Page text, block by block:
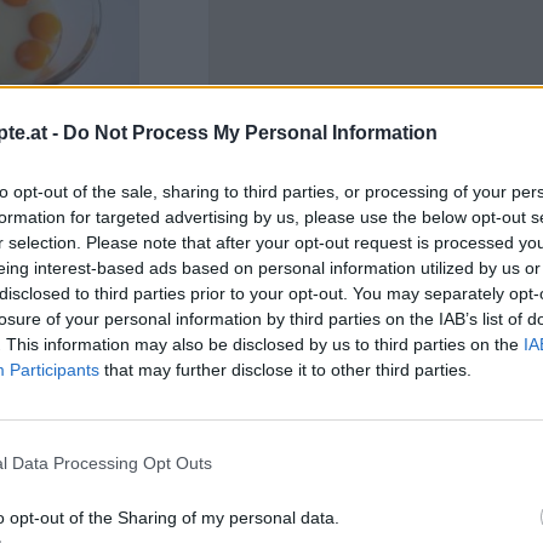
- Do Not Process My Personal Information
opt-out of the sale, sharing to third parties, or processing of your
for targeted advertising by us, please use the below opt-out
selection. Please note that after your opt-out request is processed
interest-based ads based on personal information utilized by us
to third parties prior to your opt-out. You may separately
of your personal information by third parties on the IAB’s list of
This information may also be disclosed by us to third parties on the
Participants that may further disclose it to other third parties.
Data Processing Opt Outs
opt-out of the Sharing of my personal data.
Milch hinzufügen und
auf dem Herd erhitzen.
Artikelempfehlung